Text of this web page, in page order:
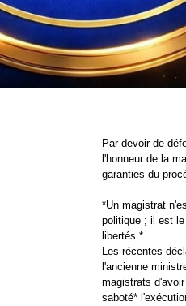
Par devoir de
l'honneur de la
garanties du
*Un magistrat
politique ; il est
libertés.*
Les récentes
l'ancienne
magistrats
saboté*